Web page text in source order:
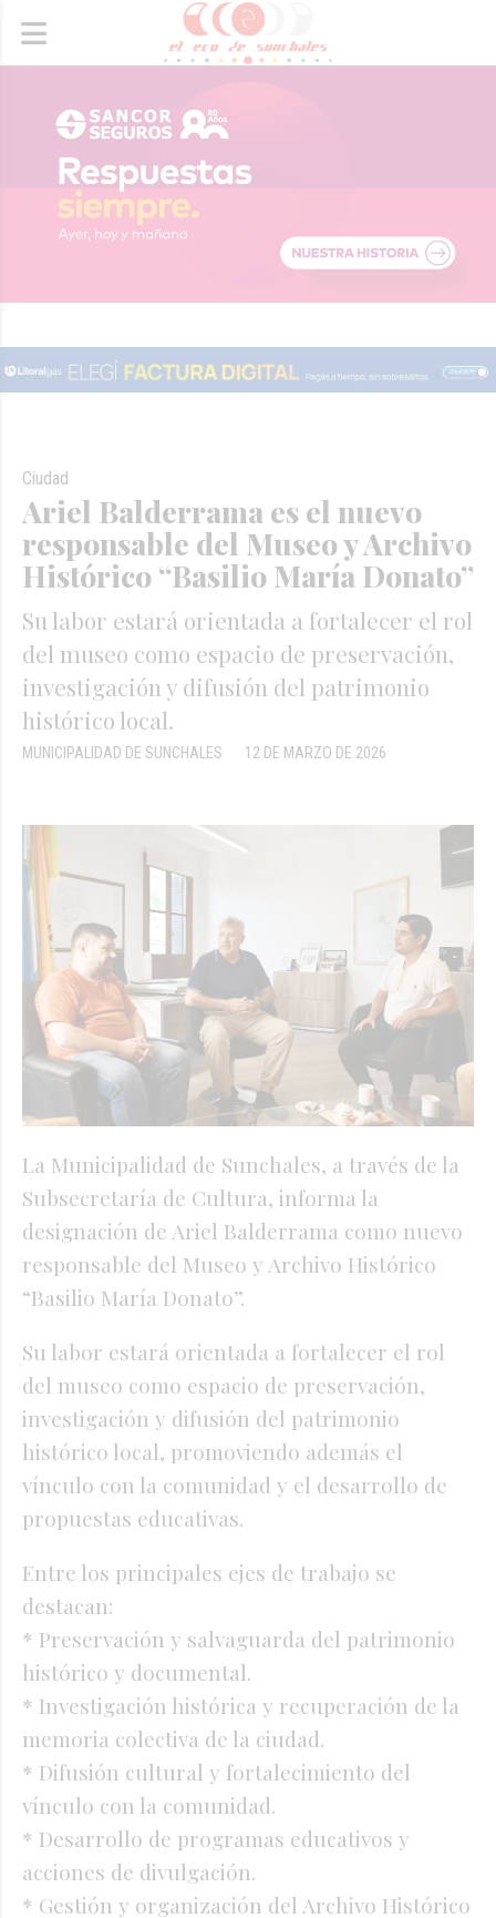
Ariel Balderrama es el nuevo
responsable del Museo y Archivo
Histórico “Basilio María Donato”
Su labor estará orientada a fortalecer el rol
del museo como espacio de preservación,
investigación y difusión del patrimonio
histórico local.
Ciudad
12 DE MARZO DE 2026
MUNICIPALIDAD DE SUNCHALES
La Municipalidad de Sunchales, a través de la
Subsecretaría de Cultura, informa la
designación de Ariel Balderrama como nuevo
responsable del Museo y Archivo Histórico
“Basilio María Donato”.
Su labor estará orientada a fortalecer el rol
del museo como espacio de preservación,
investigación y difusión del patrimonio
histórico local, promoviendo además el
vínculo con la comunidad y el desarrollo de
propuestas educativas.
Entre los principales ejes de trabajo se
destacan:
* Preservación y salvaguarda del patrimonio
histórico y documental.
* Investigación histórica y recuperación de la
memoria colectiva de la ciudad.
* Difusión cultural y fortalecimiento del
vínculo con la comunidad.
* Desarrollo de programas educativos y
acciones de divulgación.
* Gestión y organización del Archivo Histórico